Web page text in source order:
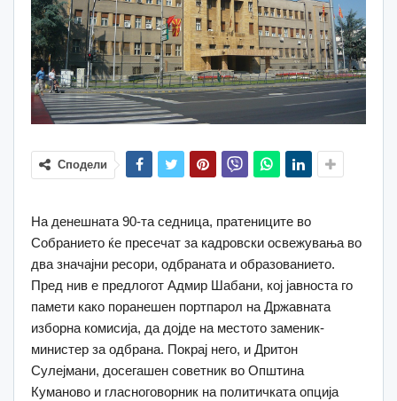
Сподели
На денешната 90-та седница, пратениците во
Собранието ќе пресечат за кадровски освежувања во
два значајни ресори, одбраната и образованието.
Пред нив е предлогот Адмир Шабани, кој јавноста го
памети како поранешен портпарол на Државната
изборна комисија, да дојде на местото заменик-
министер за одбрана. Покрај него, и Дритон
Сулејмани, досегашен советник во Општина
Куманово и гласноговорник на политичката опција